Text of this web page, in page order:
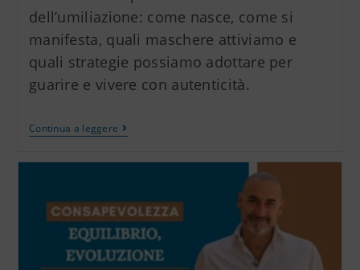
dell’umiliazione: come nasce, come si
manifesta, quali maschere attiviamo e
quali strategie possiamo adottare per
guarire e vivere con autenticità.
Continua a leggere